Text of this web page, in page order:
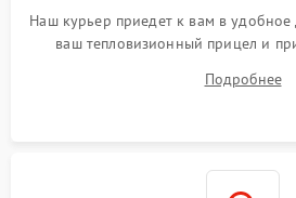
Наш курьер приедет к вам в удобное
ваш тепловизионный прицел и
Подробнее